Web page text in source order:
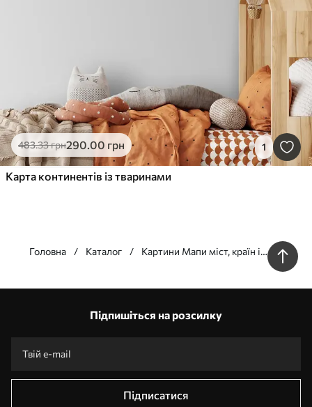
483.33грн290.00 грн 1
Карта континентів із тваринами
Головна Каталог
Картини Мапи міст, країн і
Виготовлення за індивідуальними розмірами
Промокоди зі знижками до замовлення!
Підпишіться на розсилку
Підписатися